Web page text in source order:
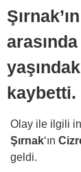
kaybetti.
Olay ile ilgili
Şırnak‘ın
geldi.